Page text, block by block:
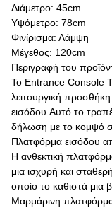
Διάμετρο: 45cm
Υψόμετρο: 78cm
Φινίρισμα: Λάμψη
Μέγεθος: 120cm
Περιγραφή του
Το Entrance Console
λειτουργική
εισόδου.Αυτό το
δήλωση με το κομψό
Πλατφόρμα εισόδου
Η ανθεκτική
μια ισχυρή και
οποίο το καθιστά μια
Μαρμάρινη